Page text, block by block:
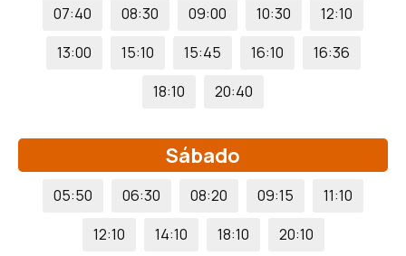
07:40
08:30 09:00 10:30
12:10
13:00
15:10 15:45 16:10
16:36
18:10
20:40
Sábado
05:50 06:30 08:20 09:15
11:10
12:10
14:10 18:10 20:10